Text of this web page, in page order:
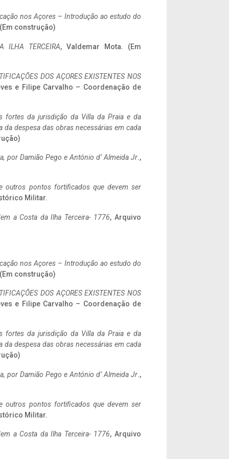
nos Açores – Introdução ao estudo do
construção)
ILHA TERCEIRA, Valdemar Mota. (Em
DOS AÇORES EXISTENTES NOS
e Filipe Carvalho – Coordenação de
fortes da jurisdição da Villa da Praia e da
da despesa das obras necessárias em cada
por Damião Pego e António d’ Almeida Jr.,
outros pontos fortificados que devem ser
Militar.
a Costa da Ilha Terceira- 1776, Arquivo
nos Açores – Introdução ao estudo do
construção)
DOS AÇORES EXISTENTES NOS
e Filipe Carvalho – Coordenação de
fortes da jurisdição da Villa da Praia e da
da despesa das obras necessárias em cada
por Damião Pego e António d’ Almeida Jr.,
outros pontos fortificados que devem ser
Militar.
a Costa da Ilha Terceira- 1776, Arquivo